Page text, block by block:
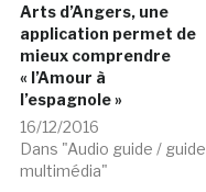
Arts d’Angers, une
application permet de
mieux comprendre
« l’Amour à
l’espagnole »
16/12/2016
Dans "Audio guide / guide
multimédia"